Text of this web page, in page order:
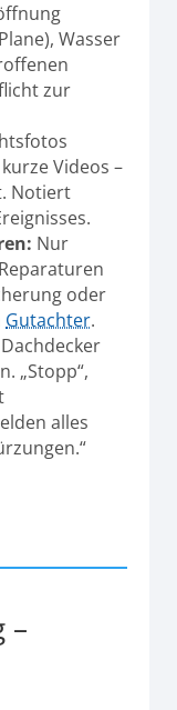
Wasser
zur
Videos –
Notiert
Nur
oder
Gutachter.
„Stopp“,
alles
–